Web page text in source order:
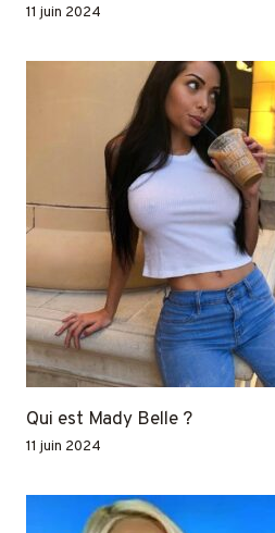
11 juin 2024
Qui est Mady Belle ?
11 juin 2024